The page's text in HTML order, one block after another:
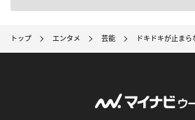
トップ エンタメ 芸能 ドキドキが止ま